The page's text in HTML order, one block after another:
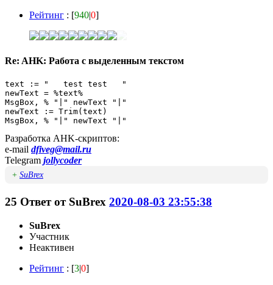
Рейтинг : [940|0]
Re: AHK: Работа с выделенным текстом
text := "   test test   "
newText = %text%
MsgBox, % "|" newText "|"
newText := Trim(text)
MsgBox, % "|" newText "|"
Разработка AHK-скриптов:
e-mail dfiveg@mail.ru
Telegram jollycoder
+ SuBrex
25 Ответ от SuBrex 2020-08-03 23:55:38
SuBrex
Участник
Неактивен
Рейтинг : [3|0]